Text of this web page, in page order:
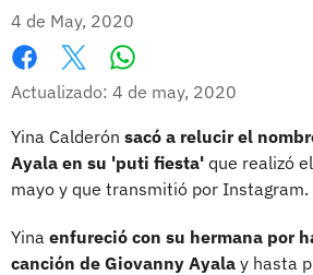
4 de May, 2020
Facebook
X
Actualizado: 4 de may, 2020
Yina Calderón sacó a relucir el
Ayala en su 'puti fiesta' que realizó
mayo y que transmitió por Instagram.
Yina enfureció con su hermana por
canción de Giovanny Ayala y hasta